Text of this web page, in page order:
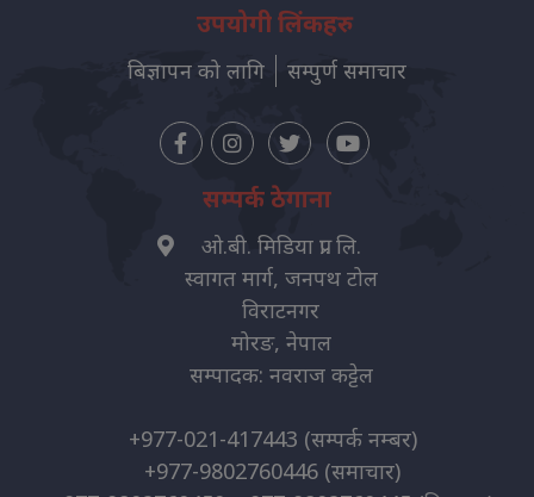
उपयोगी लिंकहरु
बिज्ञापन को लागि सम्पुर्ण समाचार
सम्पर्क ठेगाना
ओ.बी. मिडिया प्रा. लि.
स्वागत मार्ग, जनपथ टोल
विराटनगर
मोरङ, नेपाल
सम्पादक: नवराज कट्टेल
+977-021-417443 (सम्पर्क नम्बर)
+977-9802760446 (समाचार)